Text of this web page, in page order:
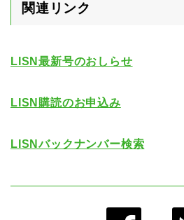
関連リンク
LISN最新号のおしらせ
LISN購読のお申込み
LISNバックナンバー検索